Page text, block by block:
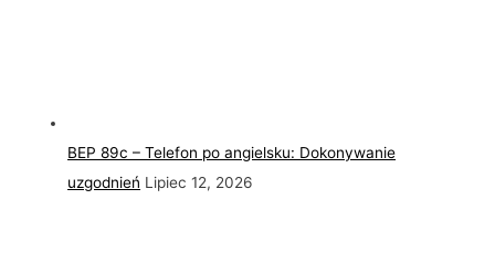
BEP 89c – Telefon po angielsku: Dokonywanie
uzgodnień Lipiec 12, 2026